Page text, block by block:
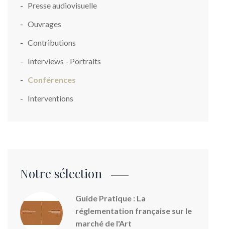
Presse audiovisuelle
Ouvrages
Contributions
Interviews - Portraits
Conférences
Interventions
Notre sélection
Guide Pratique : La
réglementation française sur le
marché de l'Art